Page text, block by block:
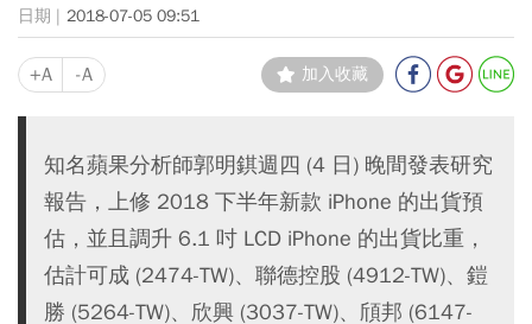
2018-07-05 09:51
+A -A 加入收藏
知名蘋果分析師郭明錤週四 (4 日) 晚間發表研究
報告，上修 2018 下半年新款 iPhone 的出貨預
估，並且調升 6.1 吋 LCD iPhone 的出貨比重，
估計可成 (2474-TW)、聯德控股 (4912-TW)、鎧
勝 (5264-TW)、欣興 (3037-TW)、頎邦 (6147-